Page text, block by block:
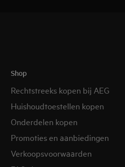
Shop
Rechtstreeks kopen bij AEG
Huishoudtoestellen kopen
Onderdelen kopen
Promoties en aanbiedingen
Verkoopsvoorwaarden